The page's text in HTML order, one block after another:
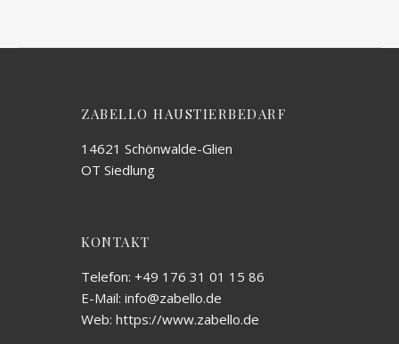
ZABELLO HAUSTIERBEDARF
14621 Schönwalde-Glien
OT Siedlung
KONTAKT
Telefon: +49 176 31 01 15 86
E-Mail: info@zabello.de
Web: https://www.zabello.de